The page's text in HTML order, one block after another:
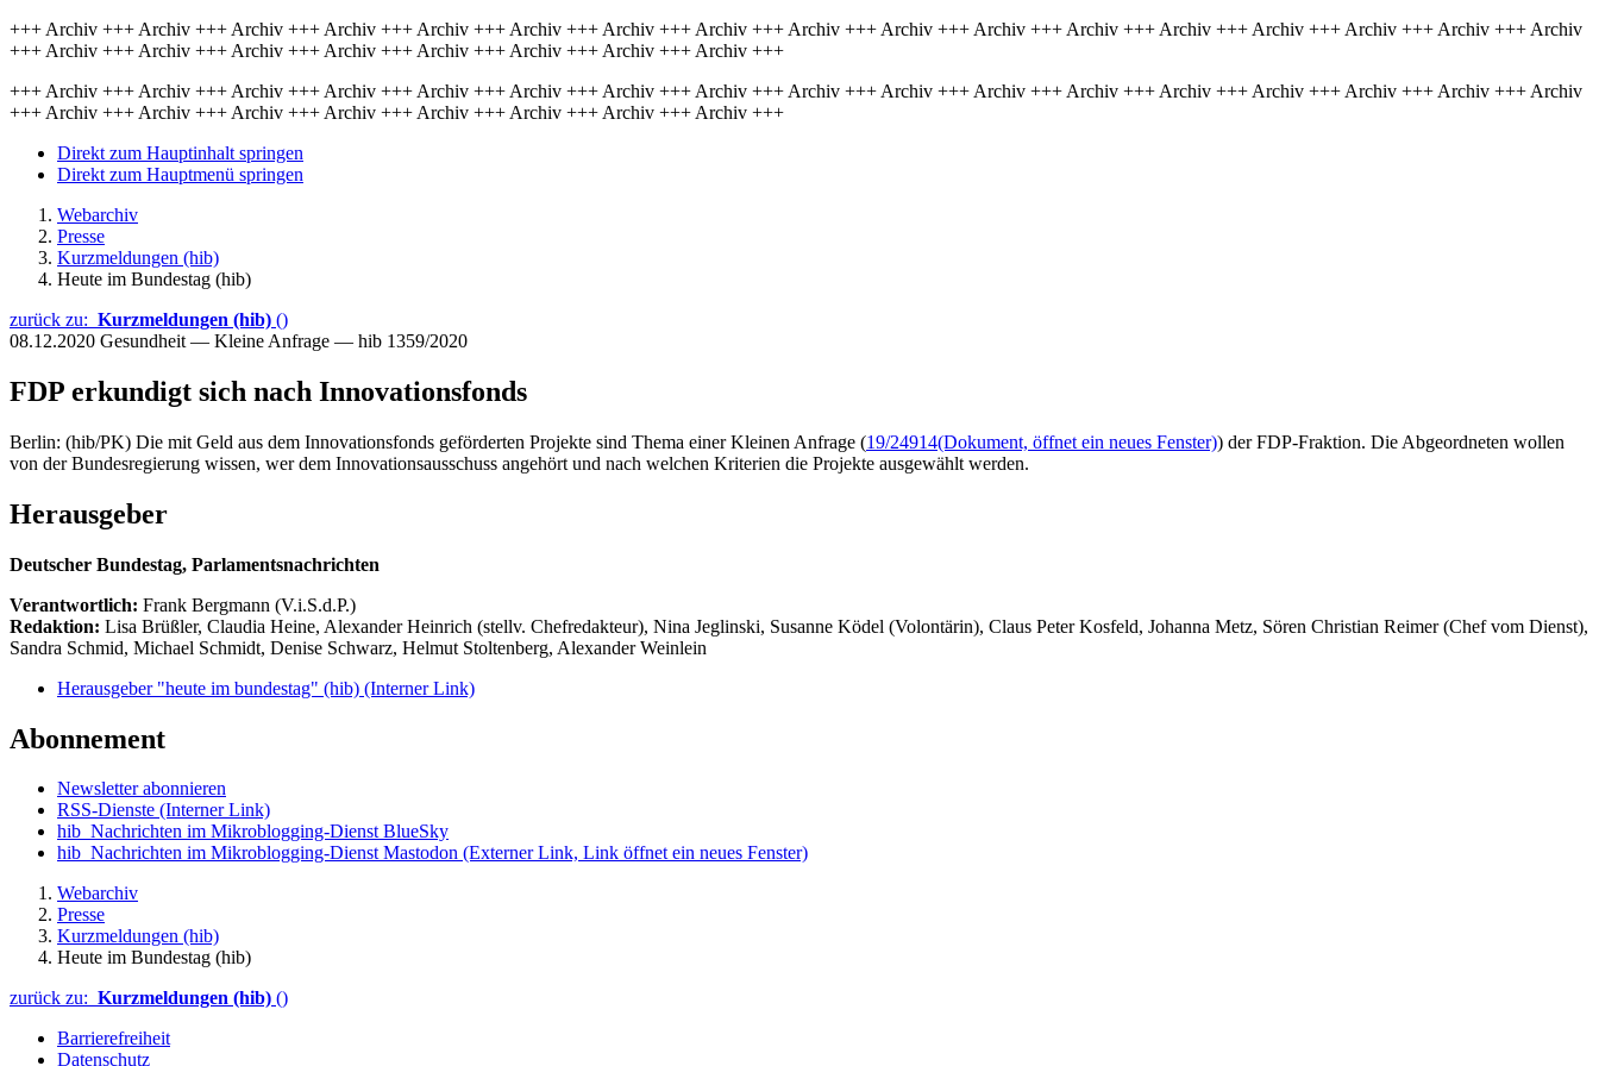
+++ Archiv +++ Archiv +++ Archiv +++ Archiv +++ Archiv +++ Archiv +++ Archiv +++ Archiv +++ Archiv +++ Archiv +++ Archiv +++ Archiv +++ Archiv +++ Archiv +++ Archiv +++ Archiv +++ Archiv
+++ Archiv +++ Archiv +++ Archiv +++ Archiv +++ Archiv +++ Archiv +++ Archiv +++ Archiv +++
+++ Archiv +++ Archiv +++ Archiv +++ Archiv +++ Archiv +++ Archiv +++ Archiv +++ Archiv +++ Archiv +++ Archiv +++ Archiv +++ Archiv +++ Archiv +++ Archiv +++ Archiv +++ Archiv +++ Archiv
+++ Archiv +++ Archiv +++ Archiv +++ Archiv +++ Archiv +++ Archiv +++ Archiv +++ Archiv +++
Direkt zum Hauptinhalt springen
Direkt zum Hauptmenü springen
Webarchiv
Presse
Kurzmeldungen (hib)
Heute im Bundestag (hib)
zurück zu: Kurzmeldungen (hib) ()
08.12.2020 Gesundheit — Kleine Anfrage — hib 1359/2020
FDP erkundigt sich nach Innovationsfonds
Berlin: (hib/PK) Die mit Geld aus dem Innovationsfonds geförderten Projekte sind Thema einer Kleinen Anfrage (19/24914(Dokument, öffnet ein neues Fenster)) der FDP-Fraktion. Die Abgeordneten wollen
von der Bundesregierung wissen, wer dem Innovationsausschuss angehört und nach welchen Kriterien die Projekte ausgewählt werden.
Herausgeber
Deutscher Bundestag, Parlamentsnachrichten
Verantwortlich: Frank Bergmann (V.i.S.d.P.)
Redaktion: Lisa Brüßler, Claudia Heine, Alexander Heinrich (stellv. Chefredakteur), Nina Jeglinski, Susanne Ködel (Volontärin), Claus Peter Kosfeld, Johanna Metz, Sören Christian Reimer (Chef vom Dienst),
Sandra Schmid, Michael Schmidt, Denise Schwarz, Helmut Stoltenberg, Alexander Weinlein
Herausgeber "heute im bundestag" (hib) (Interner Link)
Abonnement
Newsletter abonnieren
RSS-Dienste (Interner Link)
hib_Nachrichten im Mikroblogging-Dienst BlueSky
hib_Nachrichten im Mikroblogging-Dienst Mastodon (Externer Link, Link öffnet ein neues Fenster)
Webarchiv
Presse
Kurzmeldungen (hib)
Heute im Bundestag (hib)
zurück zu: Kurzmeldungen (hib) ()
Barrierefreiheit
Datenschutz